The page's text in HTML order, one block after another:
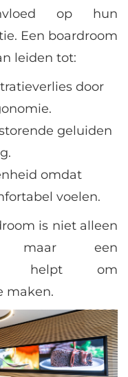
op hun
Een boardroom
leiden tot:
door
geluiden
omdat
voelen.
is niet alleen
maar een
helpt om
maken.